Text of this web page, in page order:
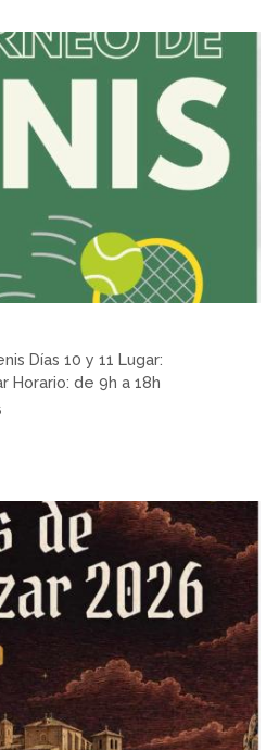
Días 10 y 11 Lugar:
Horario: de 9h a 18h